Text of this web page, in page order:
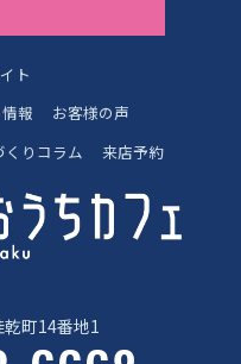
町14番地1
ト
報
お客様の声
くりコラム 来店予約